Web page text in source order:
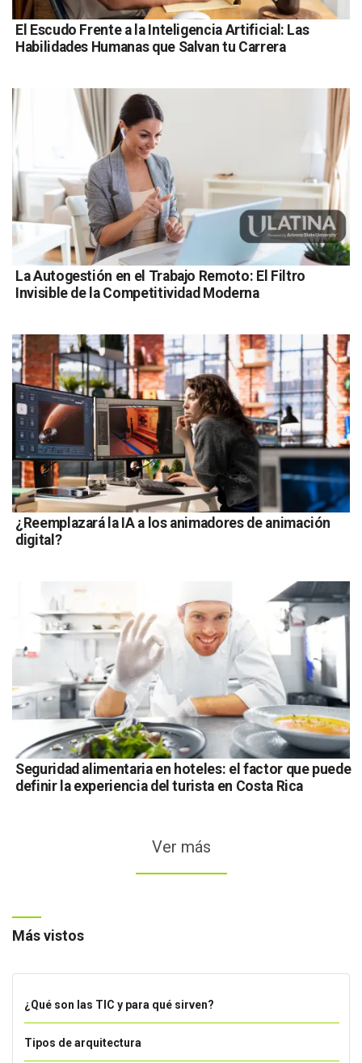
El Escudo Frente a la Inteligencia Artificial: Las
Habilidades Humanas que Salvan tu Carrera
La Autogestión en el Trabajo Remoto: El Filtro
Invisible de la Competitividad Moderna
¿Reemplazará la IA a los animadores de animación
digital?
Seguridad alimentaria en hoteles: el factor que puede
definir la experiencia del turista en Costa Rica
Ver más
Más vistos
¿Qué son las TIC y para qué sirven?
Tipos de arquitectura